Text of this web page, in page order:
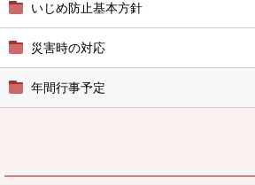
いじめ防止基本方針
災害時の対応
年間行事予定